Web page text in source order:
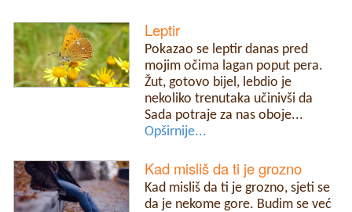
Leptir
Pokazao se leptir danas pred
mojim očima lagan poput pera.
Žut, gotovo bijel, lebdio je
nekoliko trenutaka učinivši da
Sada potraje za nas oboje...
Opširnije...
Kad misliš da ti je grozno
Kad misliš da ti je grozno, sjeti se
da je nekome gore. Budim se već